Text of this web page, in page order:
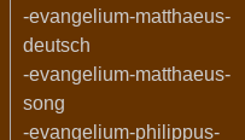
-evangelium-matthaeus-
deutsch
-evangelium-matthaeus-
song
-evangelium-philippus-